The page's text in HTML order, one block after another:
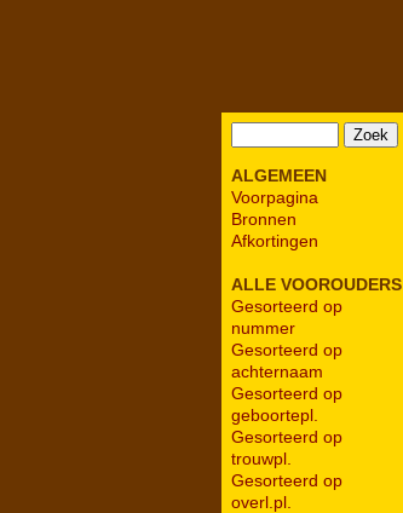
ALGEMEEN
Voorpagina
Bronnen
Afkortingen
ALLE VOOROUDERS
Gesorteerd op
nummer
Gesorteerd op
achternaam
Gesorteerd op
geboortepl.
Gesorteerd op
trouwpl.
Gesorteerd op
overl.pl.